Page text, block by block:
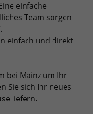
einfache
Team sorgen
einfach und direkt
bei Mainz um Ihr
Sie sich Ihr neues
liefern.